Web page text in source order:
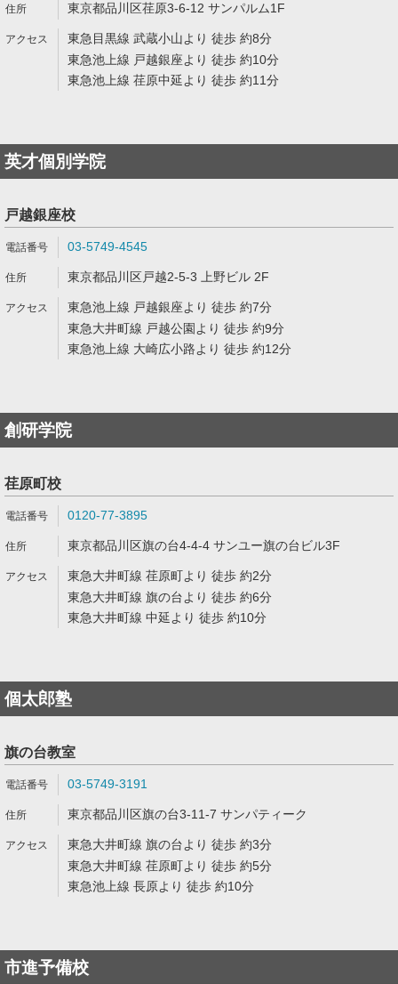
東京都品川区荏原3-6-12 サンパルム1F
東急目黒線 武蔵小山より 徒歩 約8分
東急池上線 戸越銀座より 徒歩 約10分
東急池上線 荏原中延より 徒歩 約11分
英才個別学院
戸越銀座校
03-5749-4545
東京都品川区戸越2-5-3 上野ビル 2F
東急池上線 戸越銀座より 徒歩 約7分
東急大井町線 戸越公園より 徒歩 約9分
東急池上線 大崎広小路より 徒歩 約12分
創研学院
荏原町校
0120-77-3895
東京都品川区旗の台4-4-4 サンユー旗の台ビル3F
東急大井町線 荏原町より 徒歩 約2分
東急大井町線 旗の台より 徒歩 約6分
東急大井町線 中延より 徒歩 約10分
個太郎塾
旗の台教室
03-5749-3191
東京都品川区旗の台3-11-7 サンパティーク
東急大井町線 旗の台より 徒歩 約3分
東急大井町線 荏原町より 徒歩 約5分
東急池上線 長原より 徒歩 約10分
市進予備校